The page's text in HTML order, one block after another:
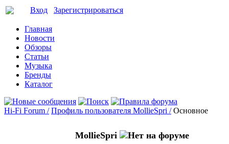
Вход Зарегистрироваться
Главная
Новости
Обзоры
Статьи
Музыка
Бренды
Каталог
Hi-Fi Forum / Профиль пользователя MollieSpri / Основное
MollieSpri